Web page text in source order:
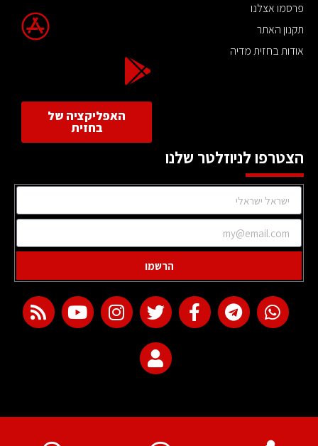
פרסמו אצלנו
תקנון האתר
אודות בחזית מדיה
האפליקציה של
בחזית
הצטרפו לניוזלטר שלנו
הרשמו